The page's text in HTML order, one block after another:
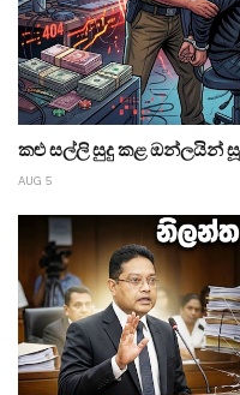
කළු සල්ලි සුදු කළ ඔන්ලයින්
AUG 5